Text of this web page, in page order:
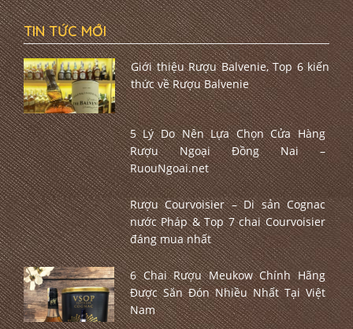
TIN TỨC MỚI
Giới thiệu Rượu Balvenie, Top 6 kiến
thức về Rượu Balvenie
5 Lý Do Nên Lựa Chọn Cửa Hàng
Rượu Ngoại Đồng Nai –
RuouNgoai.net
Rượu Courvoisier – Di sản Cognac
nước Pháp & Top 7 chai Courvoisier
đáng mua nhất
6 Chai Rượu Meukow Chính Hãng
Được Săn Đón Nhiều Nhất Tại Việt
Nam